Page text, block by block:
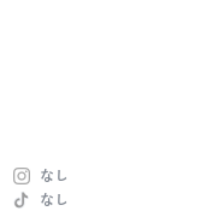
なし
なし